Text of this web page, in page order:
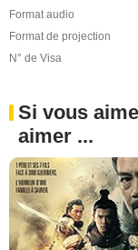
Format audio
Format de projection
N° de Visa
Si vous
aimer ...